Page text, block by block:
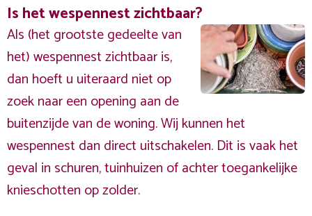
Is het wespennest zichtbaar?
Als (het grootste gedeelte van
het) wespennest zichtbaar is,
dan hoeft u uiteraard niet op
zoek naar een opening aan de
buitenzijde van de woning. Wij kunnen het
wespennest dan direct uitschakelen. Dit is vaak het
geval in schuren, tuinhuizen of achter toegankelijke
knieschotten op zolder.